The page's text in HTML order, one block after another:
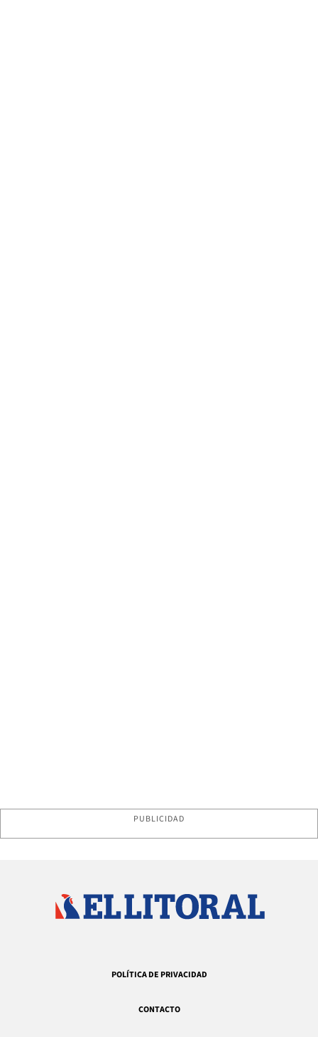
PUBLICIDAD
POLÍTICA DE PRIVACIDAD
CONTACTO